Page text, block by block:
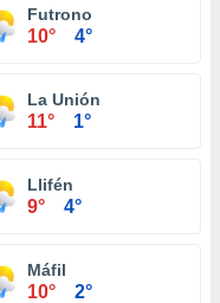
Futrono
10° 4°
La Unión
11° 1°
Llifén
9° 4°
Máfil
10° 2°